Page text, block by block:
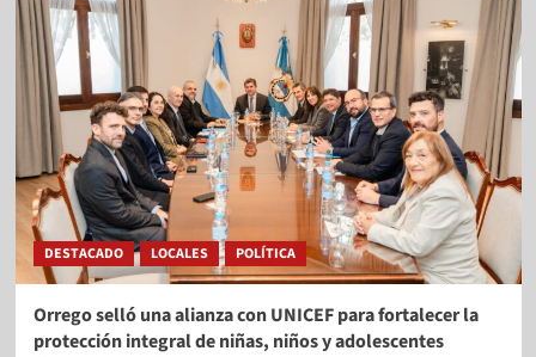
DESTACADO LOCALES POLÍTICA
Orrego selló una alianza con UNICEF para fortalecer la
protección integral de niñas, niños y adolescentes